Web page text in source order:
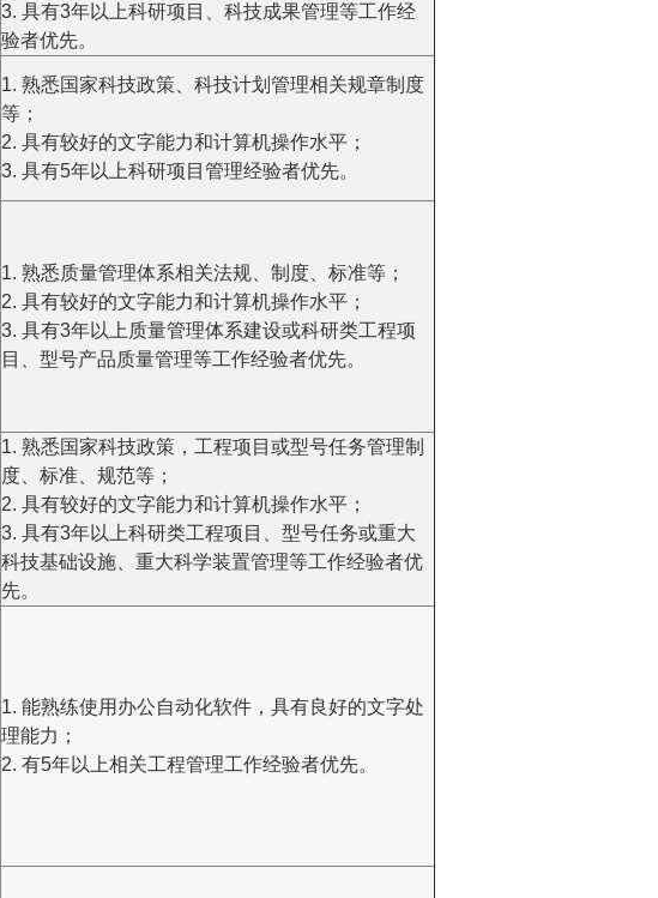
3. 具有3年以上科研项目、科技成果管理等工作经
验者优先。
1. 熟悉国家科技政策、科技计划管理相关规章制度
等；
2. 具有较好的文字能力和计算机操作水平；
3. 具有5年以上科研项目管理经验者优先。
1. 熟悉质量管理体系相关法规、制度、标准等；
2. 具有较好的文字能力和计算机操作水平；
3. 具有3年以上质量管理体系建设或科研类工程项
目、型号产品质量管理等工作经验者优先。
1. 熟悉国家科技政策，工程项目或型号任务管理制
度、标准、规范等；
2. 具有较好的文字能力和计算机操作水平；
3. 具有3年以上科研类工程项目、型号任务或重大
科技基础设施、重大科学装置管理等工作经验者优
先。
1. 能熟练使用办公自动化软件，具有良好的文字处
理能力；
2. 有5年以上相关工程管理工作经验者优先。